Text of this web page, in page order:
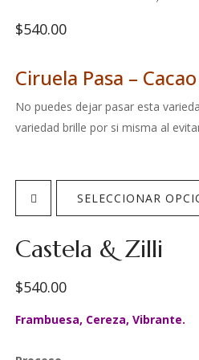
Envío gratuito
Pedido Mínimo: 10 kg
Tostamos los lunes, enviamos
$540.00
Ciruela Pasa –
No puedes dejar pasar esta
variedad brille por si misma al
Carlos Cadena , 1er lugar del
Ubicado en la región montañosa
SELECCIONAR
Castela & Zilli
$540.00
Frambuesa, Cereza, Vibrante.